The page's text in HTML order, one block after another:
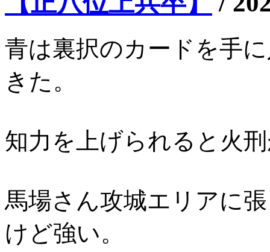
青は裏択のカードを手
きた。
知力を上げられると火
馬場さん攻城エリアに
けど強い。